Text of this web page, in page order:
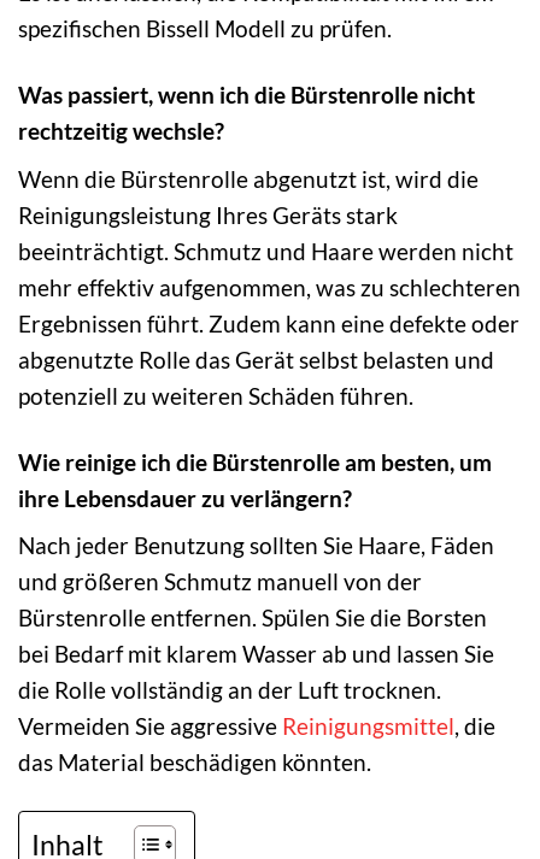
spezifischen Bissell Modell zu prüfen.
Was passiert, wenn ich die Bürstenrolle nicht
rechtzeitig wechsle?
Wenn die Bürstenrolle abgenutzt ist, wird die
Reinigungsleistung Ihres Geräts stark
beeinträchtigt. Schmutz und Haare werden nicht
mehr effektiv aufgenommen, was zu schlechteren
Ergebnissen führt. Zudem kann eine defekte oder
abgenutzte Rolle das Gerät selbst belasten und
potenziell zu weiteren Schäden führen.
Wie reinige ich die Bürstenrolle am besten, um
ihre Lebensdauer zu verlängern?
Nach jeder Benutzung sollten Sie Haare, Fäden
und größeren Schmutz manuell von der
Bürstenrolle entfernen. Spülen Sie die Borsten
bei Bedarf mit klarem Wasser ab und lassen Sie
die Rolle vollständig an der Luft trocknen.
Vermeiden Sie aggressive Reinigungsmittel, die
das Material beschädigen könnten.
Inhalt